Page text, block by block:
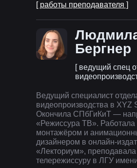
[ работы преподавателя ]
Бергнер
[ ведущий спец
Ведущий специалист
видеопроизводства в XYZ
Окончила СПбГиКиТ —
«‎Режиссура ТВ». Работала
монтажёром и
дизайнером в онлайн-
«Лекториум», преподавала
телережиссуру в ЛГУ